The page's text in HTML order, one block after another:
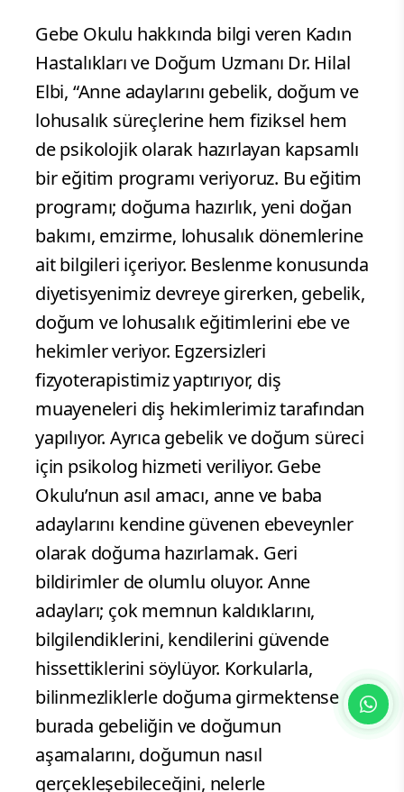
Gebe Okulu hakkında bilgi veren Kadın
Hastalıkları ve Doğum Uzmanı Dr. Hilal
Elbi, “Anne adaylarını gebelik, doğum ve
lohusalık süreçlerine hem fiziksel hem
de psikolojik olarak hazırlayan kapsamlı
bir eğitim programı veriyoruz. Bu eğitim
programı; doğuma hazırlık, yeni doğan
bakımı, emzirme, lohusalık dönemlerine
ait bilgileri içeriyor. Beslenme konusunda
diyetisyenimiz devreye girerken, gebelik,
doğum ve lohusalık eğitimlerini ebe ve
hekimler veriyor. Egzersizleri
fizyoterapistimiz yaptırıyor, diş
muayeneleri diş hekimlerimiz tarafından
yapılıyor. Ayrıca gebelik ve doğum süreci
için psikolog hizmeti veriliyor. Gebe
Okulu’nun asıl amacı, anne ve baba
adaylarını kendine güvenen ebeveynler
olarak doğuma hazırlamak. Geri
bildirimler de olumlu oluyor. Anne
adayları; çok memnun kaldıklarını,
bilgilendiklerini, kendilerini güvende
hissettiklerini söylüyor. Korkularla,
bilinmezliklerle doğuma girmektense
burada gebeliğin ve doğumun
aşamalarını, doğumun nasıl
gerçekleşebileceğini, nelerle